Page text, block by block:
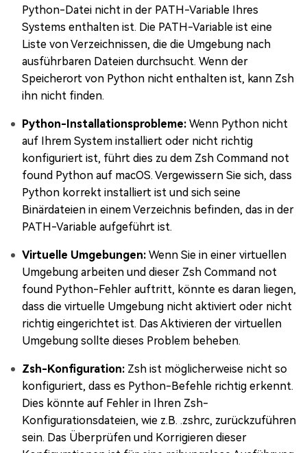
Python-Datei nicht in der PATH-Variable Ihres
Systems enthalten ist. Die PATH-Variable ist eine
Liste von Verzeichnissen, die die Umgebung nach
ausführbaren Dateien durchsucht. Wenn der
Speicherort von Python nicht enthalten ist, kann Zsh
ihn nicht finden.
Python-Installationsprobleme: Wenn Python nicht
auf Ihrem System installiert oder nicht richtig
konfiguriert ist, führt dies zu dem Zsh Command not
found Python auf macOS. Vergewissern Sie sich, dass
Python korrekt installiert ist und sich seine
Binärdateien in einem Verzeichnis befinden, das in der
PATH-Variable aufgeführt ist.
Virtuelle Umgebungen: Wenn Sie in einer virtuellen
Umgebung arbeiten und dieser Zsh Command not
found Python-Fehler auftritt, könnte es daran liegen,
dass die virtuelle Umgebung nicht aktiviert oder nicht
richtig eingerichtet ist. Das Aktivieren der virtuellen
Umgebung sollte dieses Problem beheben.
Zsh-Konfiguration: Zsh ist möglicherweise nicht so
konfiguriert, dass es Python-Befehle richtig erkennt.
Dies könnte auf Fehler in Ihren Zsh-
Konfigurationsdateien, wie z.B. .zshrc, zurückzuführen
sein. Das Überprüfen und Korrigieren dieser